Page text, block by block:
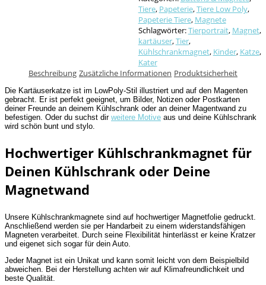
Tiere, Papeterie,Tiere Low Poly,
Papeterie Tiere, Magnete
Schlagwörter:Tierportrait, Magnet,
kartäuser,Tier,
Kühlschrankmagnet, Kinder, Katze,
Kater
Beschreibung Zusätzliche Informationen Produktsicherheit
Die Kartäuserkatze ist im LowPoly-Stil illustriert und auf den Magenten
gebracht. Er ist perfekt geeignet, um Bilder, Notizen oder Postkarten
deiner Freunde an deinem Kühlschrank oder an deiner Magentwand zu
befestigen. Oder du suchst dir weitere Motive aus und deine Kühlschrank
wird schön bunt und stylo.
Hochwertiger Kühlschrankmagnet für
Deinen Kühlschrank oder Deine
Magnetwand
Unsere Kühlschrankmagnete sind auf hochwertiger Magnetfolie gedruckt.
Anschließend werden sie per Handarbeit zu einem widerstandsfähigen
Magneten verarbeitet. Durch seine Flexibilität hinterlässt er keine Kratzer
und eigenet sich sogar für dein Auto.
Jeder Magnet ist ein Unikat und kann somit leicht von dem Beispielbild
abweichen. Bei der Herstellung achten wir auf Klimafreundlichkeit und
beste Qualität.